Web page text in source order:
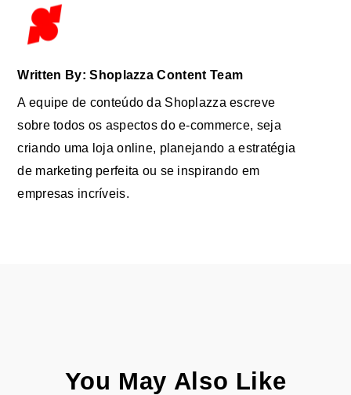
Written By: Shoplazza Content Team
A equipe de conteúdo da Shoplazza escreve
sobre todos os aspectos do e-commerce, seja
criando uma loja online, planejando a estratégia
de marketing perfeita ou se inspirando em
empresas incríveis.
You May Also Like